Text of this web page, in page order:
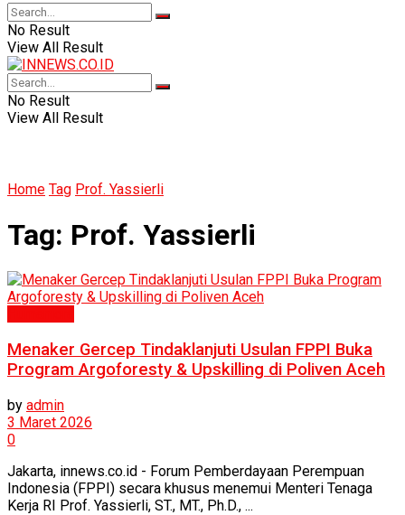
No Result
View All Result
No Result
View All Result
Home Tag Prof. Yassierli
Tag: Prof. Yassierli
Menaker Gercep Tindaklanjuti Usulan FPPI Buka
Program Argoforesty & Upskilling di Poliven Aceh
by admin
3 Maret 2026
0
Jakarta, innews.co.id - Forum Pemberdayaan Perempuan
Indonesia (FPPI) secara khusus menemui Menteri Tenaga
Kerja RI Prof. Yassierli, ST., MT., Ph.D., ...